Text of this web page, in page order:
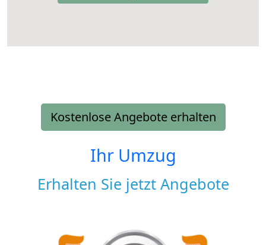
Kostenlose Angebote erhalten
Ihr Umzug
Erhalten Sie jetzt Angebote